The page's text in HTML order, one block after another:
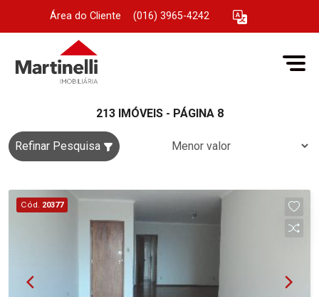
Área do Cliente (016) 3965-4242
213 IMÓVEIS - PÁGINA 8
Refinar Pesquisa
Cód. 20377